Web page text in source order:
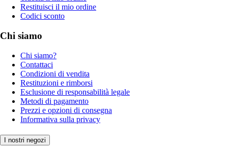
Restituisci il mio ordine
Codici sconto
Chi siamo
Chi siamo?
Contattaci
Condizioni di vendita
Restituzioni e rimborsi
Esclusione di responsabilità legale
Metodi di pagamento
Prezzi e opzioni di consegna
Informativa sulla privacy
I nostri negozi